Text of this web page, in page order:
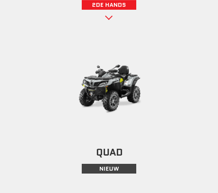
2DE HANDS
QUAD
NIEUW